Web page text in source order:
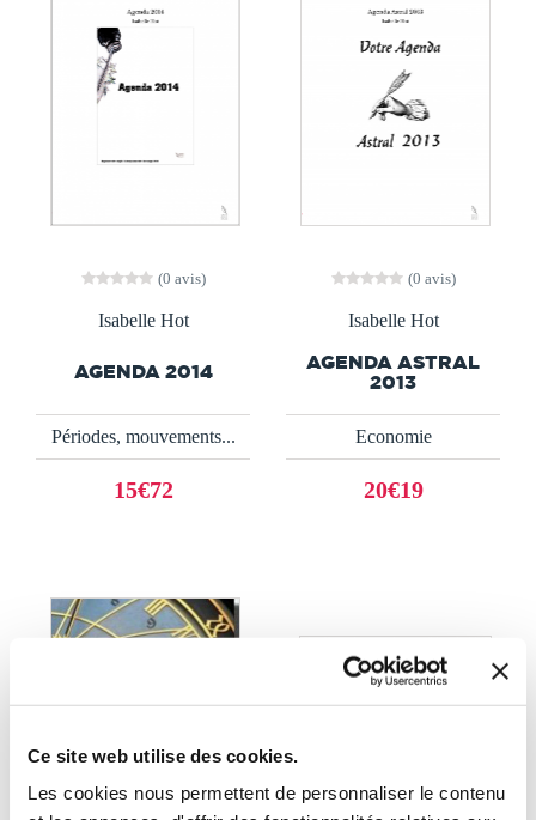
Ce site web utilise des cookies.
Les cookies nous permettent de personnaliser le contenu
(0 avis)
Isabelle Hot
AGENDA 2014
Périodes, mouvements...
15€72
(0 avis)
Isabelle Hot
AGENDA ASTRAL
2013
Economie
20€19